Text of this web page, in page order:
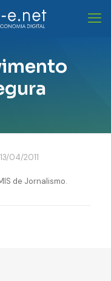
13/04/2011
de Jornalismo.